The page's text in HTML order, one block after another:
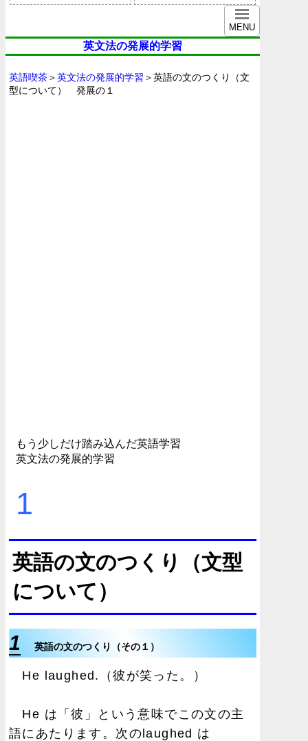
MENU
英文法の発展的学習
英語喫茶＞英文法の発展的学習 ＞英語の文のつくり（文
型について） 発展の１
もう少しだけ踏み込んだ英語学習
英文法の発展的学習
1
英語の文のつくり（文型
について）
1 英語の文のつくり（その１）
He laughed.（彼が笑った。）
He は「彼」という意味でこの文の主
語にあたります。次のlaughed は